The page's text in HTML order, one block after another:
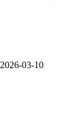
2026-03-10